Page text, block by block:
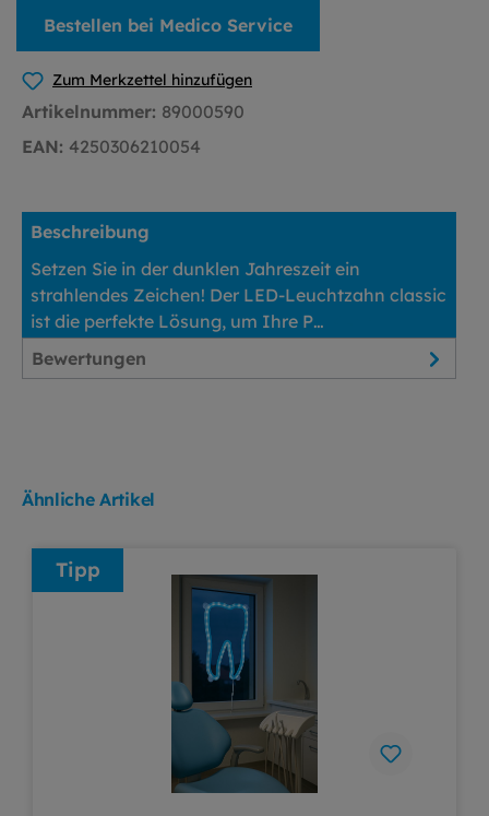
Bestellen bei Medico Service
Zum Merkzettel hinzufügen
Artikelnummer: 89000590
EAN: 4250306210054
Beschreibung
Setzen Sie in der dunklen Jahreszeit ein
strahlendes Zeichen! Der LED-Leuchtzahn classic
ist die perfekte Lösung, um Ihre P…
Bewertungen
Ähnliche Artikel
Tipp